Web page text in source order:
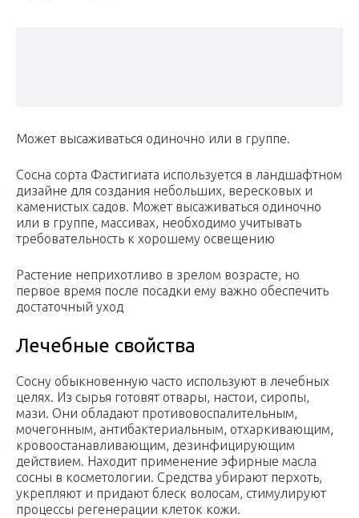
Может высаживаться одиночно или в группе.
Сосна сорта Фастигиата используется в ландшафтном
дизайне для создания небольших, вересковых и
каменистых садов. Может высаживаться одиночно
или в группе, массивах, необходимо учитывать
требовательность к хорошему освещению
Растение неприхотливо в зрелом возрасте, но
первое время после посадки ему важно обеспечить
достаточный уход
Лечебные свойства
Сосну обыкновенную часто используют в лечебных
целях. Из сырья готовят отвары, настои, сиропы,
мази. Они обладают противовоспалительным,
мочегонным, антибактериальным, отхаркивающим,
кровоостанавливающим, дезинфицирующим
действием. Находит применение эфирные масла
сосны в косметологии. Средства убирают перхоть,
укрепляют и придают блеск волосам, стимулируют
процессы регенерации клеток кожи.